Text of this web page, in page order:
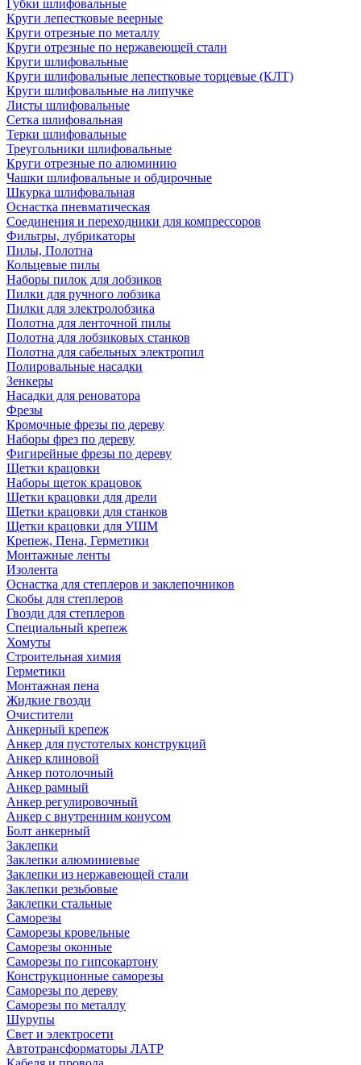
Губки шлифовальные
Круги лепестковые веерные
Круги отрезные по металлу
Круги отрезные по нержавеющей стали
Круги шлифовальные
Круги шлифовальные лепестковые торцевые (КЛТ)
Круги шлифовальные на липучке
Листы шлифовальные
Сетка шлифовальная
Терки шлифовальные
Треугольники шлифовальные
Круги отрезные по алюминию
Чашки шлифовальные и обдирочные
Шкурка шлифовальная
Оснастка пневматическая
Соединения и переходники для компрессоров
Фильтры, лубрикаторы
Пилы, Полотна
Кольцевые пилы
Наборы пилок для лобзиков
Пилки для ручного лобзика
Пилки для электролобзика
Полотна для ленточной пилы
Полотна для лобзиковых станков
Полотна для сабельных электропил
Полировальные насадки
Зенкеры
Насадки для реноватора
Фрезы
Кромочные фрезы по дереву
Наборы фрез по дереву
Фигирейные фрезы по дереву
Щетки крацовки
Наборы щеток крацовок
Щетки крацовки для дрели
Щетки крацовки для станков
Щетки крацовки для УШМ
Крепеж, Пена, Герметики
Монтажные ленты
Изолента
Оснастка для степлеров и заклепочников
Скобы для степлеров
Гвозди для степлеров
Специальный крепеж
Хомуты
Строительная химия
Герметики
Монтажная пена
Жидкие гвозди
Очистители
Анкерный крепеж
Анкер для пустотелых конструкций
Анкер клиновой
Анкер потолочный
Анкер рамный
Анкер регулировочный
Анкер с внутренним конусом
Болт анкерный
Заклепки
Заклепки алюминиевые
Заклепки из нержавеющей стали
Заклепки резьбовые
Заклепки стальные
Саморезы
Саморезы кровельные
Саморезы оконные
Саморезы по гипсокартону
Конструкционные саморезы
Саморезы по дереву
Саморезы по металлу
Шурупы
Свет и электросети
Автотрансформаторы ЛАТР